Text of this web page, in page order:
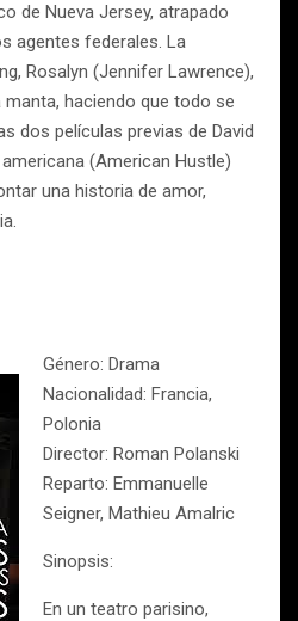
de Nueva Jersey, atrapado
agentes federales. La
Rosalyn (Jennifer Lawrence),
haciendo que todo se
dos películas previas de David
(American Hustle)
una historia de amor,
Género: Drama
Nacionalidad: Francia,
Polonia
Director: Roman Polanski
Reparto: Emmanuelle
Seigner, Mathieu Amalric
Sinopsis:
En un teatro parisino,